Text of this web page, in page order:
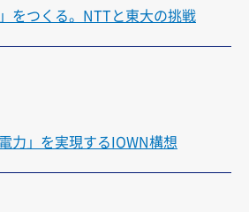
をつくる。NTTと東大の挑戦
力」を実現するIOWN構想